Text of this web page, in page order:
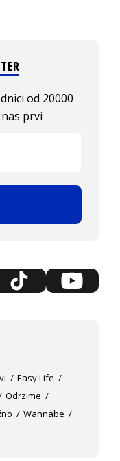
od 20000
prvi
Easy Life
Odrzime
Wannabe